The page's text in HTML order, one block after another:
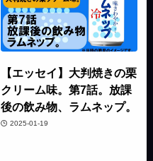
【エッセイ】大判焼きの栗
クリーム味。第7話。放課
後の飲み物、ラムネップ。
2025-01-19